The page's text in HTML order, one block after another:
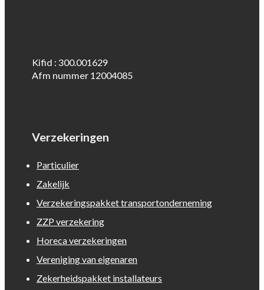
Kifid : 300.001629
Afm nummer 12004085
Verzekeringen
Particulier
Zakelijk
Verzekeringspakket transportonderneming
ZZP verzekering
Horeca verzekeringen
Vereniging van eigenaren
Zekerheidspakket installateurs